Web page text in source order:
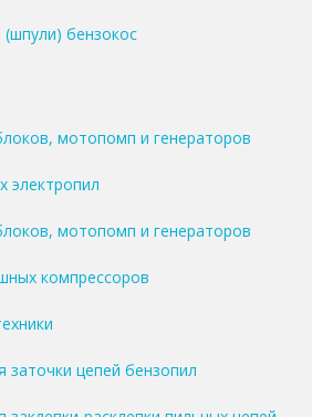
бензокос
мотопомп и генераторов
электропил
мотопомп и генераторов
компрессоров
заточки цепей бензопил